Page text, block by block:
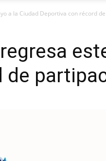
a la Ciudad Deportiva con récord
de